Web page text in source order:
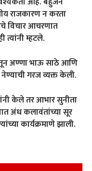
राजकारण न करता
विचार आचरणात
त्यांनी म्हटले.
अण्णा भाऊ साठे आणि
नेण्याची गरज व्यक्त केली.
केले तर आभार सुनीता
अंध कलावंतांच्या सूर
कार्यक्रमाणे झाली.